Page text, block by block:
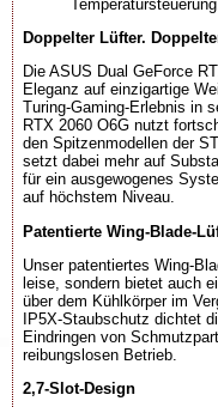
Temperatursteuerung.
Doppelter Lüfter.
Die ASUS Dual GeForce
Eleganz auf einzigartige
Turing-Gaming-Erlebnis in
RTX 2060 O6G nutzt
den Spitzenmodellen der
setzt dabei mehr auf
für ein ausgewogenes
auf höchstem Niveau.
Patentierte Wing-Blade-
Unser patentiertes Wing-
leise, sondern bietet auch
über dem Kühlkörper im
IP5X-Staubschutz dichtet
Eindringen von
reibungslosen Betrieb.
2,7-Slot-Design